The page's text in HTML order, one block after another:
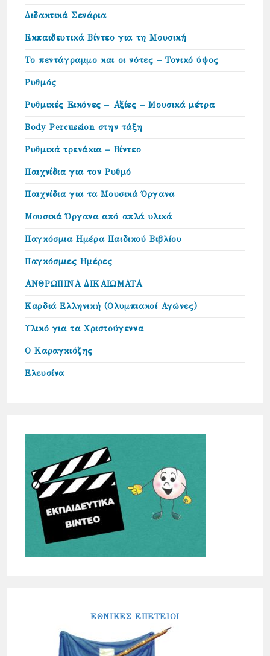
Διδακτικά Σενάρια
Εκπαιδευτικά Βίντεο για τη Μουσική
Το πεντάγραμμο και οι νότες – Τονικό ύψος
Ρυθμός
Ρυθμικές Εικόνες – Αξίες – Μουσικά μέτρα
Body Percussion στην τάξη
Ρυθμικά τρενάκια – Βίντεο
Παιχνίδια για τον Ρυθμό
Παιχνίδια για τα Μουσικά Όργανα
Μουσικά Όργανα από απλά υλικά
Παγκόσμια Ημέρα Παιδικού Βιβλίου
Παγκόσμιες Ημέρες
ΑΝΘΡΩΠΙΝΑ ΔΙΚΑΙΩΜΑΤΑ
Καρδιά Ελληνική (Ολυμπιακοί Αγώνες)
Υλικό για τα Χριστούγεννα
Ο Καραγκιόζης
Ελευσίνα
ΕΘΝΙΚΕΣ ΕΠΕΤΕΙΟΙ